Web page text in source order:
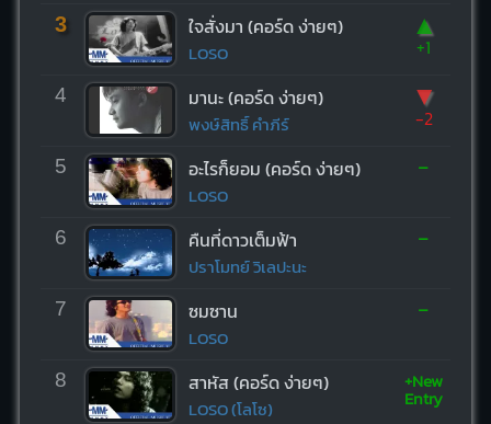
3 ใจสั่งมา (คอร์ด ง่ายๆ)
LOSO
▲
+1
4 มานะ (คอร์ด ง่ายๆ)
พงษ์สิทธิ์ คำภีร์
▼
-2
5 อะไรก็ยอม (คอร์ด ง่ายๆ)
LOSO
-
6 คืนที่ดาวเต็มฟ้า
ปราโมทย์ วิเลปะนะ
-
7 ซมซาน
LOSO
-
8 สาหัส (คอร์ด ง่ายๆ)
LOSO (โลโซ)
+New
Entry